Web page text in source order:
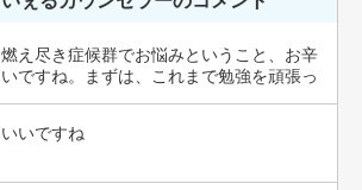
燃え尽き症候群でお悩みということ、お辛
いですね。まずは、これまで勉強を頑張っ
いいですね